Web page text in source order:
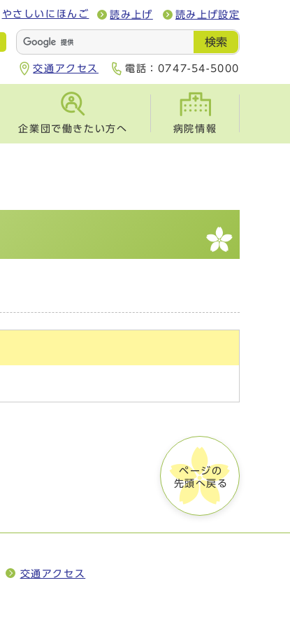
やさしいにほんご 読み上げ 読み上げ設定
検索
交通アクセス 電話： 0747-54-5000
企業団で働きたい方へ 病院情報
ページの
先頭へ戻る
交通アクセス